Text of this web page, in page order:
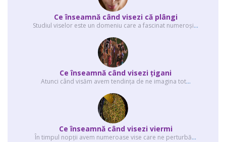
Ce înseamnă când visezi că plângi
Studiul viselor este un domeniu care a fascinat numeroşi...
Ce înseamnă când visezi ţigani
Atunci când visăm avem tendinţa de ne imagina tot...
Ce înseamnă când visezi viermi
În timpul nopţii avem numeroase vise care ne perturbă...